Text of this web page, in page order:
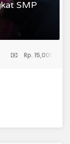
SMP
Rp. 15,000,000